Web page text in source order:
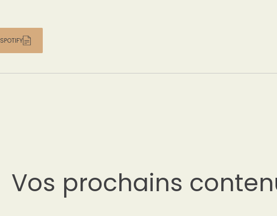
SPOTIFY
Vos prochains